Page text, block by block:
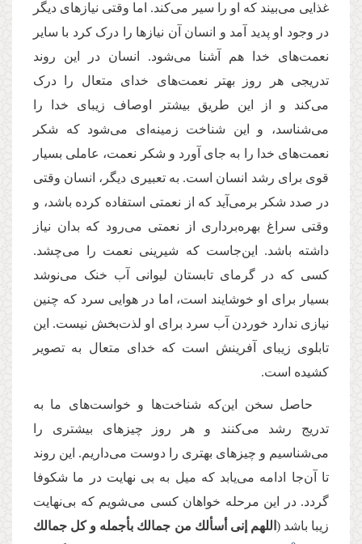
غذایی می‌بیند که او را سیر می‌کند. اما وقتی نیازهای دیگر
در وجود او پدید آمد و انسان آن نیازها را درک کرد با سایر
نعمت‌های خدا هم آشنا می‌شود. انسان در این روند
تدریجی هر روز بهتر نعمت‌های خدای متعال را درک
می‌کند و از این طریق بیشتر اوصاف زیبای خدا را
می‌شناسد، و این شناخت زمینه‌ای می‌شود که شکر
نعمت‌های خدا را به جای آورد و شکر نعمت، عاملی بسیار
قوی برای رشد انسان است. به تعبیری دیگر، انسان وقتی
در صدد شکر برمی‌آید که از نعمتی استفاده کرده باشد، و
وقتی سراغ بهره‌برداری از نعمتی می‌رود که بدان نیاز
داشته باشد. این‌جاست که شیرینی نعمت را می‌چشد.
کسی که در گرمای تابستان لیوانی آب خنک می‌نوشد
بسیار برای او خوشایند است، اما در هوایی سرد که چنین
نیازی ندارد خوردن آب سرد برای او لذت‌بخش نیست. این
تابلوی زیبای آفرینش است که خدای متعال به تصویر
کشیده است.
حاصل سخن این‌که شناخت‌ها و خواست‌های ما به
تدریج رشد می‌کنند و هر روز چیزهای بیشتری را
می‌شناسیم و چیزهای بهتری را دوست می‌داریم. این روند
تا آن‌جا ادامه می‌یابد که میل به بی نهایت در ما شکوفا
گردد. در این مرحله خواهان کسی می‌شویم که بی‌نهایت
زیبا باشد ( اللهم إنی أسألك من جمالك بأجمله و كل جمالك